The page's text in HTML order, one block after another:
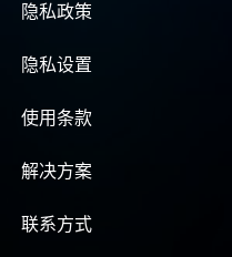
隐私政策
隐私设置
使用条款
解决方案
联系方式